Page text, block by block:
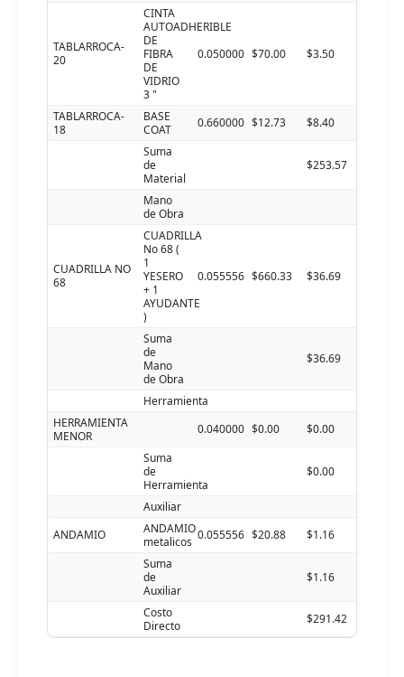
TABLARROCA-
20
CINTA
AUTOADHERIBLE
DE
FIBRA
DE
VIDRIO
3 "
0.050000 $70.00 $3.50
TABLARROCA-
18
BASE
COAT
0.660000 $12.73
$8.40
Suma
de
Material
$253.57
Mano
de Obra
CUADRILLA NO
68
CUADRILLA
No 68 (
1
YESERO
+ 1
AYUDANTE
)
0.055556 $660.33 $36.69
Suma
de
Mano
de Obra
$36.69
Herramienta
HERRAMIENTA
MENOR
0.040000 $0.00
$0.00
Suma
de
Herramienta
$0.00
Auxiliar
ANDAMIO
ANDAMIO
metalicos 0.055556 $20.88
$1.16
Suma
de
Auxiliar
$1.16
Costo
Directo
$291.42